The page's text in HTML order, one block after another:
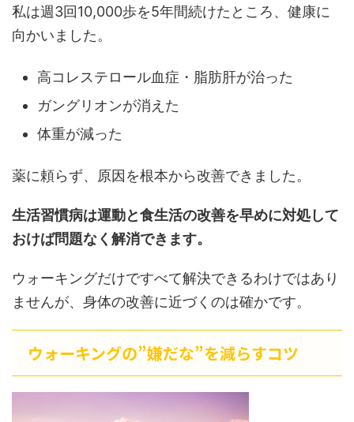
私は週3回10,000歩を5年間続けたところ、健康に
向かいました。
高コレステロール血症・脂肪肝が治った
ガングリオンが消えた
体重が減った
薬に頼らず、原因を根本から改善できました。
生活習慣病は運動と食生活の改善を早めに対処して
おけば問題なく解消できます。
ウォーキングだけですべて解決できるわけではあり
ませんが、身体の改善に近づくのは確かです。
ウォーキングの”嫌だな”を減らすコツ